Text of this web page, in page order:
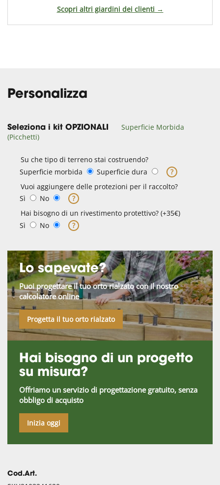
Scopri altri giardini dei clienti →
Personalizza
Seleziona i kit OPZIONALI
Superficie Morbida
(Picchetti)
Su che tipo di terreno stai costruendo?
Superficie morbida
Superficie dura
?
Vuoi aggiungere delle protezioni per il raccolto?
Sì
No
?
Hai bisogno di un rivestimento protettivo? (+35€)
Sì
No ?
Lo sapevate?
Puoi progettare il tuo orto rialzato con il nostro
calcolatore online
Progetta il tuo orto rialzato
Hai bisogno di un progetto
su misura?
Offriamo un servizio di progettazione gratuito, senza
obbligo di acquisto
Inizia oggi
Cod.Art.